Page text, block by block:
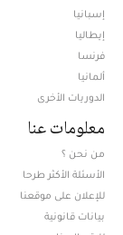
إسبانيا
إيطاليا
فرنسا
ألمانيا
الدوريات الأخرى
معلومات عنا
من نحن ؟
الأسئلة الأكثر طرحا
للإعلان على موقعنا
بيانات قانونية